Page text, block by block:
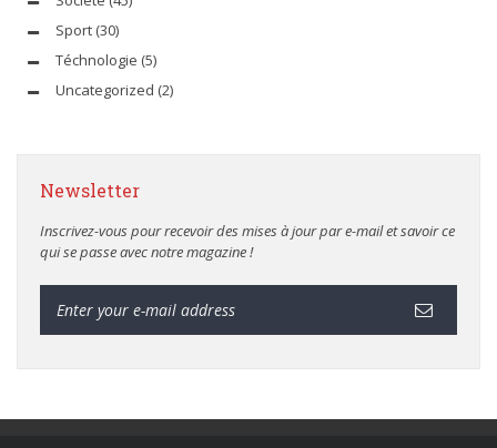
Sport (30)
Téchnologie (5)
Uncategorized (2)
Newsletter
Inscrivez-vous pour recevoir des mises à jour par e-mail et savoir ce
qui se passe avec notre magazine !